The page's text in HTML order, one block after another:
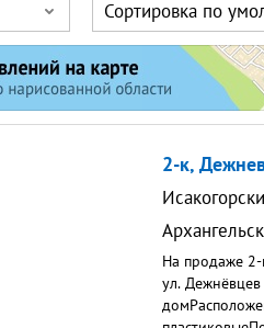
Сортировка по
2-к,
Архангельск
На продаже 2-
ул.